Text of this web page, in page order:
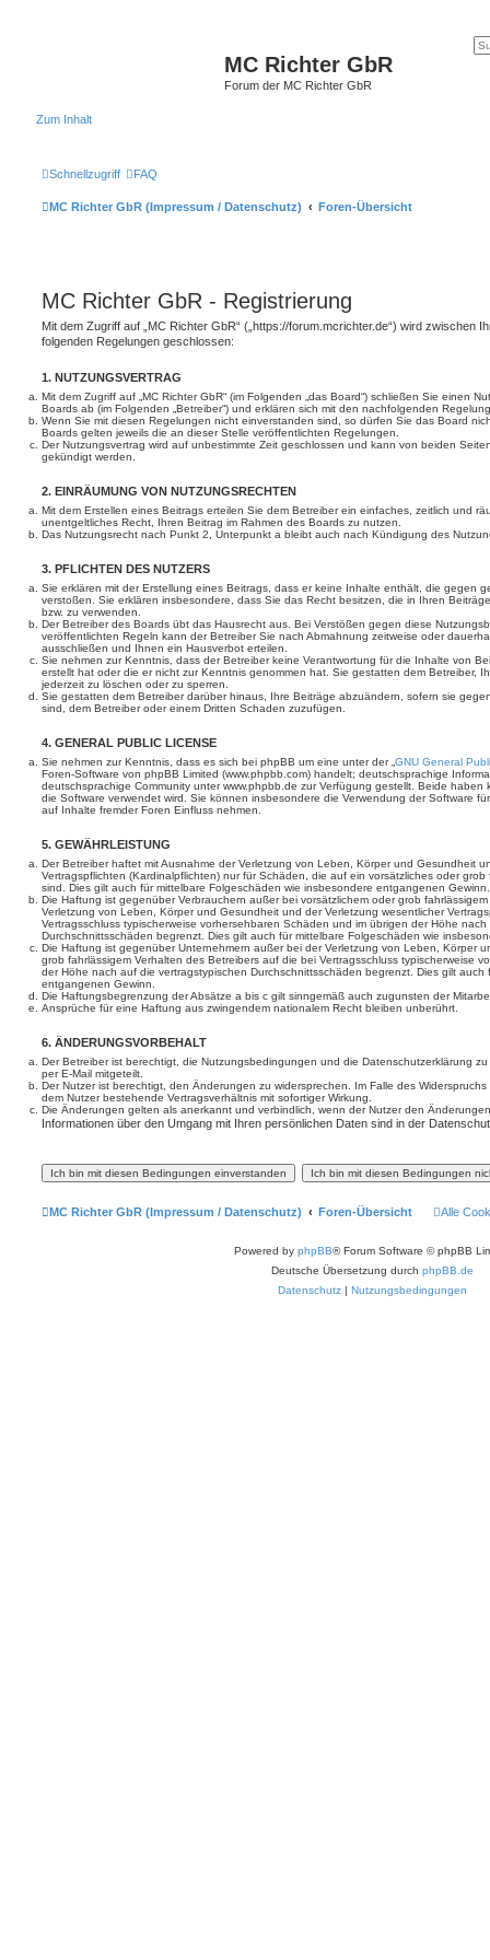
MC Richter GbR
Forum der MC Richter GbR
Zum Inhalt
Schnellzugriff FAQ
MC Richter GbR (Impressum / Datenschutz) Foren-Übersicht
MC Richter GbR - Registrierung
Mit dem Zugriff auf „MC Richter GbR“ („https://forum.mcrichter.de“) wird zwischen
folgenden Regelungen geschlossen:
1. NUTZUNGSVERTRAG
Mit dem Zugriff auf „MC Richter GbR“ (im Folgenden „das Board“) schließen Sie einen
Boards ab (im Folgenden „Betreiber“) und erklären sich mit den nachfolgenden
Wenn Sie mit diesen Regelungen nicht einverstanden sind, so dürfen Sie das Board
Boards gelten jeweils die an dieser Stelle veröffentlichten Regelungen.
Der Nutzungsvertrag wird auf unbestimmte Zeit geschlossen und kann von beiden
gekündigt werden.
2. EINRÄUMUNG VON NUTZUNGSRECHTEN
Mit dem Erstellen eines Beitrags erteilen Sie dem Betreiber ein einfaches, zeitlich und
unentgeltliches Recht, Ihren Beitrag im Rahmen des Boards zu nutzen.
Das Nutzungsrecht nach Punkt 2, Unterpunkt a bleibt auch nach Kündigung des
3. PFLICHTEN DES NUTZERS
Sie erklären mit der Erstellung eines Beitrags, dass er keine Inhalte enthält, die gegen
verstoßen. Sie erklären insbesondere, dass Sie das Recht besitzen, die in Ihren
bzw. zu verwenden.
Der Betreiber des Boards übt das Hausrecht aus. Bei Verstößen gegen diese
veröffentlichten Regeln kann der Betreiber Sie nach Abmahnung zeitweise oder
ausschließen und Ihnen ein Hausverbot erteilen.
Sie nehmen zur Kenntnis, dass der Betreiber keine Verantwortung für die Inhalte von
erstellt hat oder die er nicht zur Kenntnis genommen hat. Sie gestatten dem Betreiber,
jederzeit zu löschen oder zu sperren.
Sie gestatten dem Betreiber darüber hinaus, Ihre Beiträge abzuändern, sofern sie
sind, dem Betreiber oder einem Dritten Schaden zuzufügen.
4. GENERAL PUBLIC LICENSE
Sie nehmen zur Kenntnis, dass es sich bei phpBB um eine unter der „ GNU General
Foren-Software von phpBB Limited (www.phpbb.com) handelt; deutschsprachige
deutschsprachige Community unter www.phpbb.de zur Verfügung gestellt. Beide haben
die Software verwendet wird. Sie können insbesondere die Verwendung der Software
auf Inhalte fremder Foren Einfluss nehmen.
5. GEWÄHRLEISTUNG
Der Betreiber haftet mit Ausnahme der Verletzung von Leben, Körper und Gesundheit
Vertragspflichten (Kardinalpflichten) nur für Schäden, die auf ein vorsätzliches oder
sind. Dies gilt auch für mittelbare Folgeschäden wie insbesondere entgangenen Gewinn.
Die Haftung ist gegenüber Verbrauchern außer bei vorsätzlichem oder grob
Verletzung von Leben, Körper und Gesundheit und der Verletzung wesentlicher
Vertragsschluss typischerweise vorhersehbaren Schäden und im übrigen der Höhe
Durchschnittsschäden begrenzt. Dies gilt auch für mittelbare Folgeschäden wie
Die Haftung ist gegenüber Unternehmern außer bei der Verletzung von Leben, Körper
grob fahrlässigem Verhalten des Betreibers auf die bei Vertragsschluss typischerweise
der Höhe nach auf die vertragstypischen Durchschnittsschäden begrenzt. Dies gilt
entgangenen Gewinn.
Die Haftungsbegrenzung der Absätze a bis c gilt sinngemäß auch zugunsten der
Ansprüche für eine Haftung aus zwingendem nationalem Recht bleiben unberührt.
6. ÄNDERUNGSVORBEHALT
Der Betreiber ist berechtigt, die Nutzungsbedingungen und die Datenschutzerklärung
per E-Mail mitgeteilt.
Der Nutzer ist berechtigt, den Änderungen zu widersprechen. Im Falle des
dem Nutzer bestehende Vertragsverhältnis mit sofortiger Wirkung.
Die Änderungen gelten als anerkannt und verbindlich, wenn der Nutzer den
Informationen über den Umgang mit Ihren persönlichen Daten sind in der
MC Richter GbR (Impressum / Datenschutz) Foren-Übersicht Alle
Powered by phpBB® Forum Software © phpBB
Deutsche Übersetzung durch phpBB.de
Datenschutz | Nutzungsbedingungen